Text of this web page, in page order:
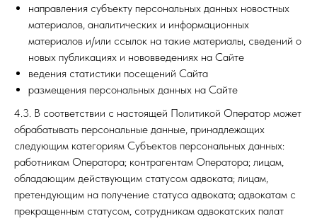
направления субъекту персональных данных новостных
материалов, аналитических и информационных
материалов и/или ссылок на такие материалы, сведений о
новых публикациях и нововведениях на Сайте
ведения статистики посещений Сайта
размещения персональных данных на Сайте
4.3. В соответствии с настоящей Политикой Оператор может
обрабатывать персональные данные, принадлежащих
следующим категориям Субъектов персональных данных:
работникам Оператора; контрагентам Оператора; лицам,
обладающим действующим статусом адвоката; лицам,
претендующим на получение статуса адвоката; адвокатам с
прекращенным статусом, сотрудникам адвокатских палат